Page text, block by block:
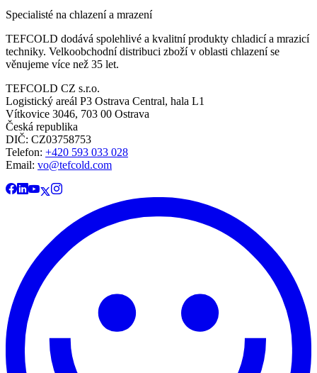
Specialisté na chlazení a mrazení
TEFCOLD dodává spolehlivé a kvalitní produkty chladicí a mrazicí
techniky. Velkoobchodní distribuci zboží v oblasti chlazení se
věnujeme více než 35 let.
TEFCOLD CZ s.r.o.
Logistický areál P3 Ostrava Central, hala L1
Vítkovice 3046, 703 00 Ostrava
Česká republika
DIČ: CZ03758753​​​​​​
Telefon: +420 593 033 028
Email: vo@tefcold.com